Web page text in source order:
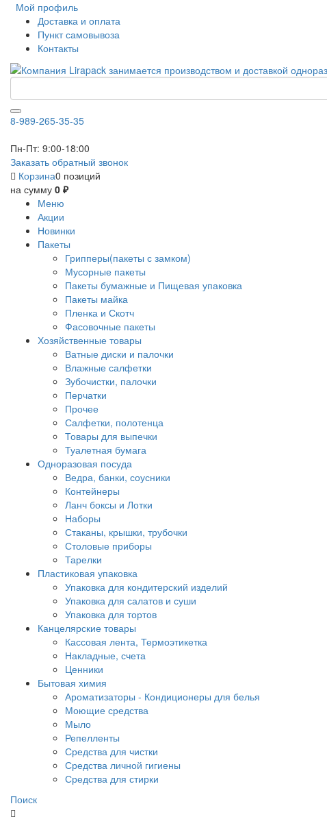
Мой профиль
Доставка и оплата
Пункт самовывоза
Контакты
8-989-265-35-35
Пн-Пт: 9:00-18:00
Заказать обратный звонок
Корзина0 позиций
на сумму 0 ₽
Меню
Акции
Новинки
Пакеты
Грипперы(пакеты с замком)
Мусорные пакеты
Пакеты бумажные и Пищевая упаковка
Пакеты майка
Пленка и Скотч
Фасовочные пакеты
Хозяйственные товары
Ватные диски и палочки
Влажные салфетки
Зубочистки, палочки
Перчатки
Прочее
Салфетки, полотенца
Товары для выпечки
Туалетная бумага
Одноразовая посуда
Ведра, банки, соусники
Контейнеры
Ланч боксы и Лотки
Наборы
Стаканы, крышки, трубочки
Столовые приборы
Тарелки
Пластиковая упаковка
Упаковка для кондитерский изделий
Упаковка для салатов и суши
Упаковка для тортов
Канцелярские товары
Кассовая лента, Термоэтикетка
Накладные, счета
Ценники
Бытовая химия
Ароматизаторы - Кондиционеры для белья
Моющие средства
Мыло
Репелленты
Средства для чистки
Средства личной гигиены
Средства для стирки
Поиск